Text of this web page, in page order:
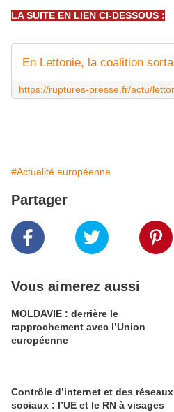
LA SUITE EN LIEN CI-DESSOUS :
#Actualité européenne
Partager
Vous aimerez aussi
MOLDAVIE : derrière le
rapprochement avec l’Union
européenne
Contrôle d’internet et des réseaux
sociaux : l’UE et le RN à visages